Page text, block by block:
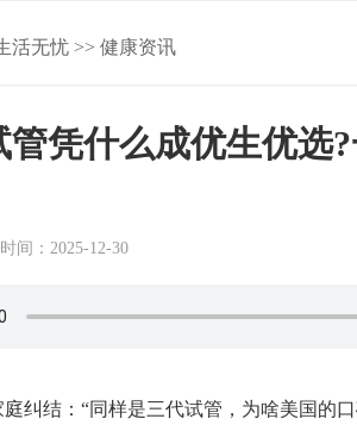
活无忧 >> 健康资讯
管凭什么成优生优选
间：2025-12-30
纠结：“同样是三代试管，为啥美国的